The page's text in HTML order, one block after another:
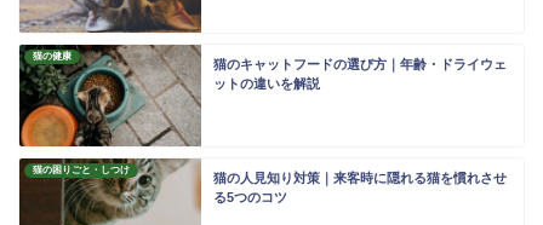
猫の健康
猫のキャットフードの選び方｜年齢・ドライウェ
ットの違いを解説
猫の困りごと・しつけ
猫の人見知り対策｜来客時に隠れる猫を慣れさせ
る5つのコツ